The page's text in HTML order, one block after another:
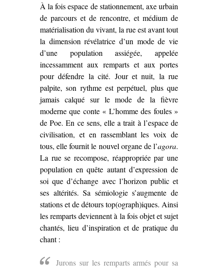
À la fois espace de stationnement, axe urbain
de parcours et de rencontre, et médium de
matérialisation du vivant, la rue est avant tout
la dimension révélatrice d’un mode de vie
d’une population assiégée, appelée
incessamment aux remparts et aux portes
pour défendre la cité. Jour et nuit, la rue
palpite, son rythme est perpétuel, plus que
jamais calqué sur le mode de la fièvre
moderne que conte « L’homme des foules »
de Poe. En ce sens, elle a trait à l’espace de
civilisation, et en rassemblant les voix de
tous, elle fournit le nouvel organe de l’agora.
La rue se recompose, réappropriée par une
population en quête autant d’expression de
soi que d’échange avec l’horizon public et
ses altérités. Sa sémiologie s’augmente de
stations et de détours top(ograph)iques. Ainsi
les remparts deviennent à la fois objet et sujet
chantés, lieu d’inspiration et de pratique du
chant :
Jurons sur les remparts armés pour sa